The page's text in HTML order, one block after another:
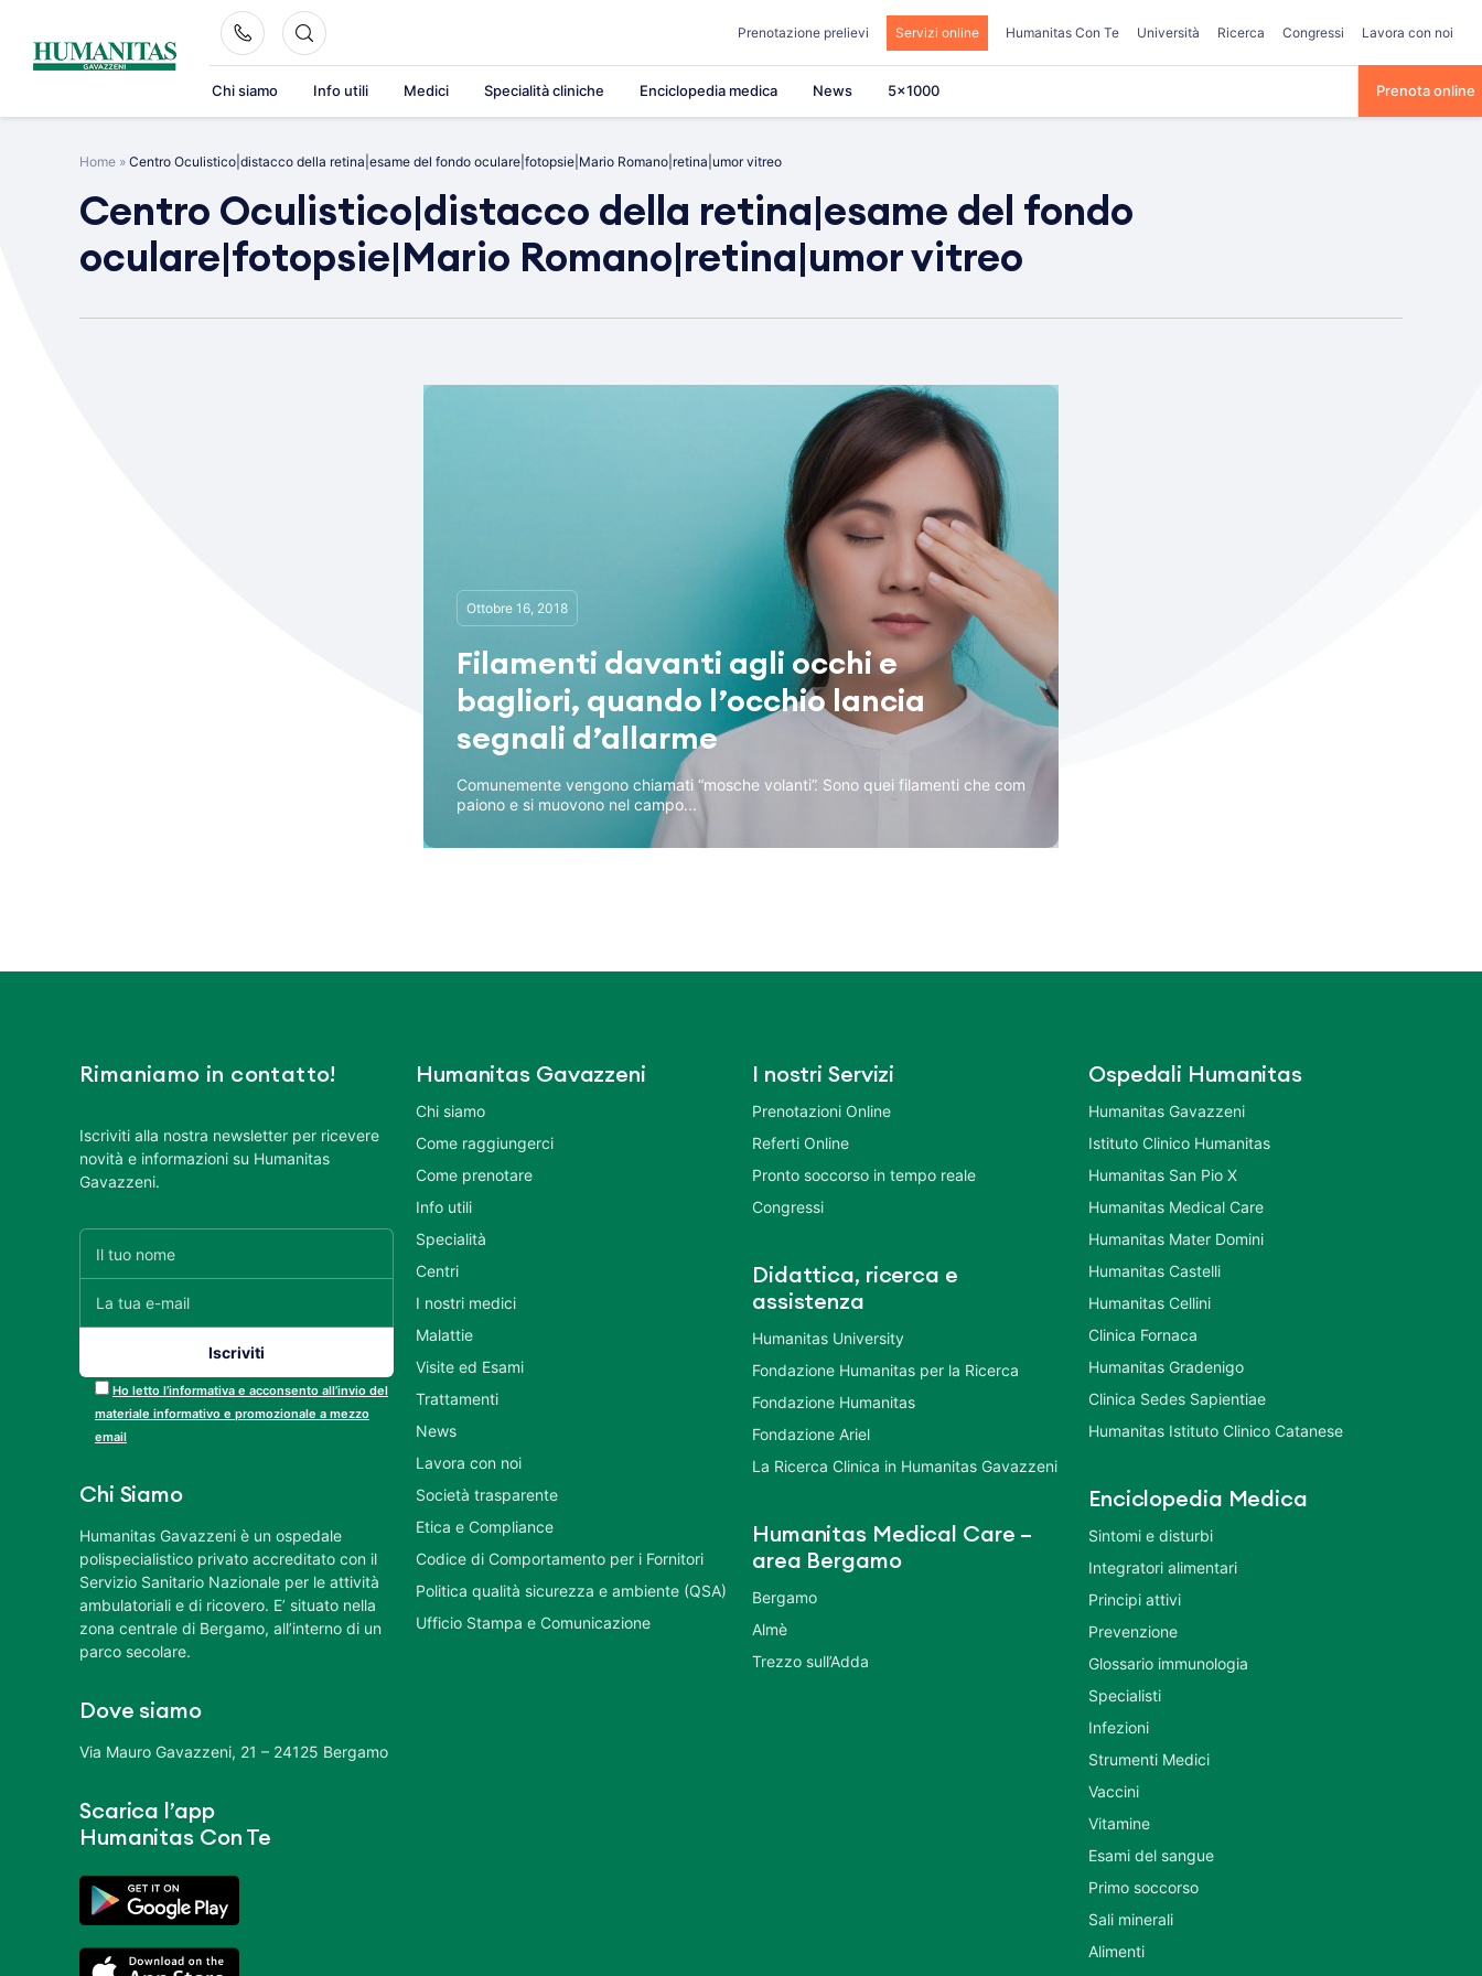
content
Prenotazione prelievi Servizi online Humanitas Con Te Università Ricerca Congressi Lavora con noi
Chi siamo Info utili Medici Specialità cliniche Enciclopedia medica News 5×1000 Prenota online
Home » Centro Oculistico|distacco della retina|esame del fondo oculare|fotopsie|Mario Romano|retina|umor vitreo
Centro Oculistico|distacco della retina|esame del fondo
oculare|fotopsie|Mario Romano|retina|umor vitreo
Ottobre 16, 2018
Filamenti davanti agli occhi e
bagliori, quando l’occhio lancia
segnali d’allarme
Comunemente vengono chiamati “mosche volanti”. Sono quei filamenti che com
paiono e si muovono nel campo...
Rimaniamo in contatto!
Iscriviti alla nostra newsletter per ricevere
novità e informazioni su Humanitas
Gavazzeni.
Ho letto l’informativa e acconsento all’invio del
materiale informativo e promozionale a mezzo
email
Chi Siamo
Humanitas Gavazzeni è un ospedale
polispecialistico privato accreditato con il
Servizio Sanitario Nazionale per le attività
ambulatoriali e di ricovero. E’ situato nella
zona centrale di Bergamo, all’interno di un
parco secolare.
Dove siamo
Via Mauro Gavazzeni, 21 – 24125 Bergamo
Scarica l’app
Humanitas Con Te
Humanitas Gavazzeni
Chi siamo
Come raggiungerci
Come prenotare
Info utili
Specialità
Centri
I nostri medici
Malattie
Visite ed Esami
Trattamenti
News
Lavora con noi
Società trasparente
Etica e Compliance
Codice di Comportamento per i Fornitori
Politica qualità sicurezza e ambiente (QSA)
Ufficio Stampa e Comunicazione
I nostri Servizi
Prenotazioni Online
Referti Online
Pronto soccorso in tempo reale
Congressi
Didattica, ricerca e
assistenza
Humanitas University
Fondazione Humanitas per la Ricerca
Fondazione Humanitas
Fondazione Ariel
La Ricerca Clinica in Humanitas Gavazzeni
Humanitas Medical Care –
area Bergamo
Bergamo
Almè
Trezzo sull’Adda
Ospedali Humanitas
Humanitas Gavazzeni
Istituto Clinico Humanitas
Humanitas San Pio X
Humanitas Medical Care
Humanitas Mater Domini
Humanitas Castelli
Humanitas Cellini
Clinica Fornaca
Humanitas Gradenigo
Clinica Sedes Sapientiae
Humanitas Istituto Clinico Catanese
Enciclopedia Medica
Sintomi e disturbi
Integratori alimentari
Principi attivi
Prevenzione
Glossario immunologia
Specialisti
Infezioni
Strumenti Medici
Vaccini
Vitamine
Esami del sangue
Primo soccorso
Sali minerali
Alimenti